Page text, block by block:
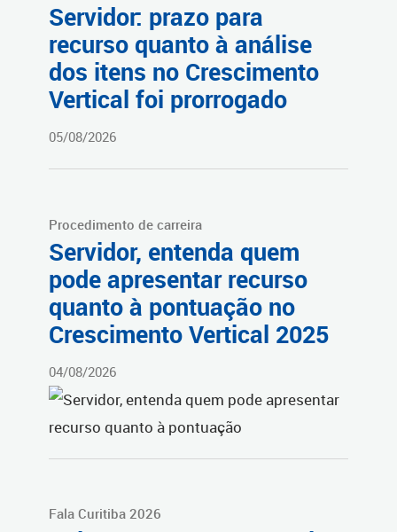
Servidor: prazo para
recurso quanto à análise
dos itens no Crescimento
Vertical foi prorrogado
05/08/2026
Procedimento de carreira
Servidor, entenda quem
pode apresentar recurso
quanto à pontuação no
Crescimento Vertical 2025
04/08/2026
Fala Curitiba 2026